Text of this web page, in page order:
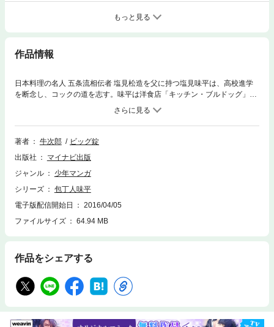
もっと見る
作品情報
日本料理の名人 五条流相伝者 塩見松造を父に持つ塩見味平は、高校進学
を断念し、コックの道を志す。味平は洋食店「キッチン・ブルドッグ」の
板場でしごかれつつ、様々な料理対決を通して成長していく。【目次】挑
戦開始の巻目には目を！の巻肉の宝分けの巻糸は舞う！の巻点心礼状の巻
著者 牛次郎
ビッグ錠
出版社
マイナビ出版
ジャンル
少年マンガ
シリーズ
包丁人味平
電子版配信開始日
2016/04/05
ファイルサイズ
64.94 MB
作品をシェアする